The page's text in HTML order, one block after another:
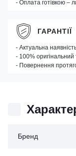
Бренд
- Оплата готівкою –
ГАРАНТІЇ
- Актуальна
- 100% оригінальний
- Повернення